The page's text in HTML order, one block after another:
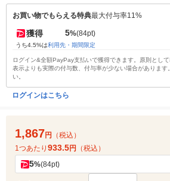
お買い物でもらえる特典最大付与率11%
獲得 5%(84pt)
うち4.5%は利用先・期間限定
ログイン&全額PayPay支払いで獲得できます。原則とし
表示よりも実際の付与数、付与率が少ない場合があります
い。
ログインはこちら
1,867円
（税込）
1つあたり 933.5円 （税込）
5%(84pt)